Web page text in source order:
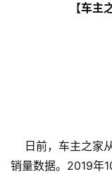
销量数据。2019年